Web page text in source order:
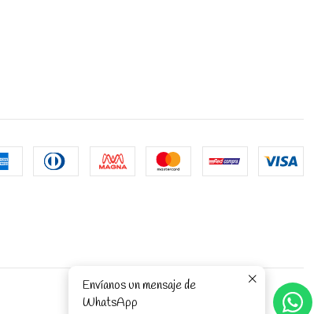
Envíanos un mensaje de
WhatsApp